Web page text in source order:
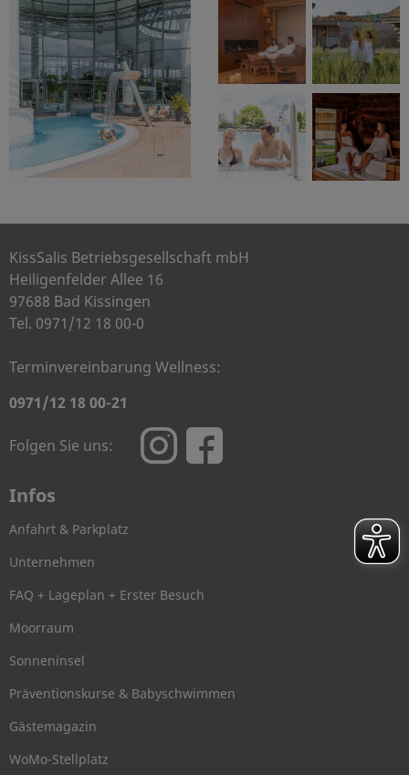
KissSalis Betriebsgesellschaft mbH
Heiligenfelder Allee 16
97688 Bad Kissingen
Tel. 0971/12 18 00-0
Terminvereinbarung Wellness:
0971/12 18 00-21
Folgen Sie uns:
Infos
Anfahrt & Parkplatz
Unternehmen
FAQ + Lageplan + Erster Besuch
Moorraum
Sonneninsel
Präventionskurse & Babyschwimmen
Gästemagazin
WoMo-Stellplatz